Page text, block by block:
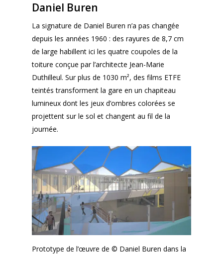
Daniel Buren
La signature de Daniel Buren n’a pas changée
depuis les années 1960 : des rayures de 8,7 cm
de large habillent ici les quatre coupoles de la
toiture conçue par l’architecte Jean-Marie
Duthilleul. Sur plus de 1030 m², des films ETFE
teintés transforment la gare en un chapiteau
lumineux dont les jeux d’ombres colorées se
projettent sur le sol et changent au fil de la
journée.
Prototype de l’œuvre de © Daniel Buren dans la